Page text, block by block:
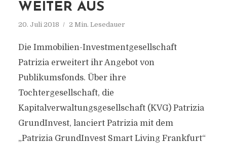
WEITER AUS
20. Juli 2018 2 Min. Lesedauer
Die Immobilien-Investmentgesellschaft
Patrizia erweitert ihr Angebot von
Publikumsfonds. Über ihre
Tochtergesellschaft, die
Kapitalverwaltungsgesellschaft (KVG) Patrizia
GrundInvest, lanciert Patrizia mit dem
„Patrizia GrundInvest Smart Living Frankfurt“